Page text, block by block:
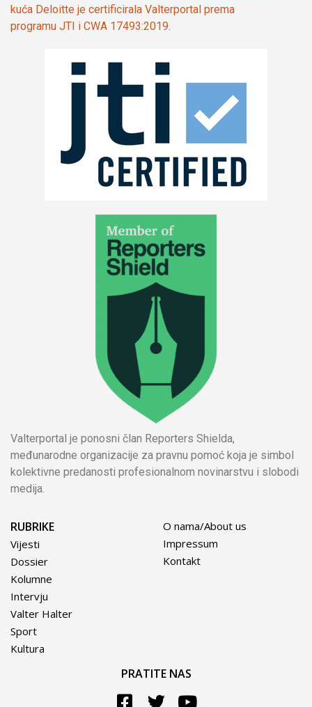
kuća Deloitte je certificirala Valterportal prema
programu JTI i CWA 17493:2019.
Valterportal je ponosni član Reporters Shielda,
međunarodne organizacije za pravnu pomoć koja je simbol
kolektivne predanosti profesionalnom novinarstvu i slobodi
medija.
RUBRIKE
Vijesti
Dossier
Kolumne
Intervju
Valter Halter
Sport
Kultura
O nama/About us
Impressum
Kontakt
PRATITE NAS